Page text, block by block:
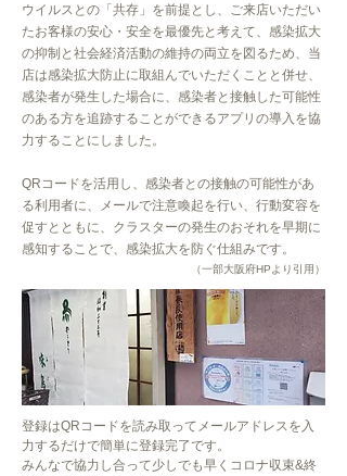
ウイルスとの「共存」を前提とし、 ご来店いただい
たお客様の安心・安全を最優先と考えて、 感染拡大
の抑制と社会経済活動の維持の両立を図るため、当
店は感染拡大防止に取組んでいただくことと併せ、
感染者が発生した場合に、感染者と接触した可能性
のある方を追跡することができるアプリの導入を協
力することにしました。
QRコードを活用し、感染者との接触の可能性があ
る利用者に、メールで注意喚起を行い、行動変容を
促すとともに、クラスターの発生のおそれを早期に
感知することで、感染拡大を防ぐ仕組みです。
​（一部大阪府HPより引用）
登録はQRコードを読み取ってメールアドレスを入
力するだけで簡単に登録完了です。
みんなで協力し合って少しでも早くコロナ収束&終